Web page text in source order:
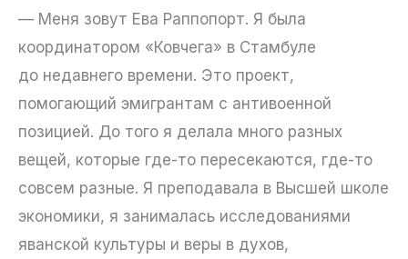
— Меня зовут Ева Раппопорт. Я была
координатором «Ковчега» в Стамбуле
до недавнего времени. Это проект,
помогающий эмигрантам с антивоенной
позицией. До того я делала много разных
вещей, которые где-то пересекаются, где-то
совсем разные. Я преподавала в Высшей школе
экономики, я занималась исследованиями
яванской культуры и веры в духов,